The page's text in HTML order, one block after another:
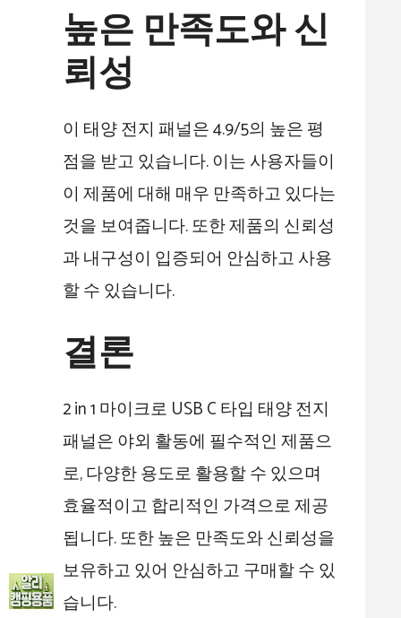
높은 만족도와 신
뢰성
이 태양 전지 패널은 4.9/5의 높은 평
점을 받고 있습니다. 이는 사용자들이
이 제품에 대해 매우 만족하고 있다는
것을 보여줍니다. 또한 제품의 신뢰성
과 내구성이 입증되어 안심하고 사용
할 수 있습니다.
결론
2 in 1 마이크로 USB C 타입 태양 전지
패널은 야외 활동에 필수적인 제품으
로, 다양한 용도로 활용할 수 있으며
효율적이고 합리적인 가격으로 제공
됩니다. 또한 높은 만족도와 신뢰성을
보유하고 있어 안심하고 구매할 수 있
습니다.